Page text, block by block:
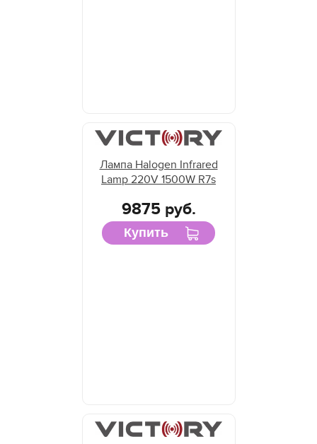
Лампа Halogen Infrared
Lamp 220V 1500W R7s
9875 руб.
Купить